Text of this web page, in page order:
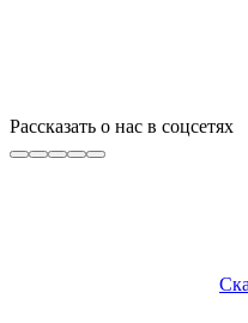
Рассказать о нас в соцсетях